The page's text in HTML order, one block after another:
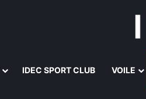
IDEC SPORT CLUB VOILE